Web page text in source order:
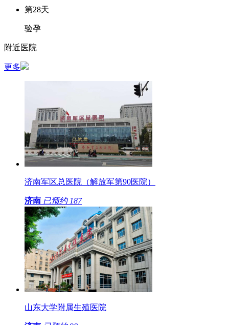
第28天
验孕
附近医院
更多
济南军区总医院（解放军第90医院）
济南 已预约 187
山东大学附属生殖医院